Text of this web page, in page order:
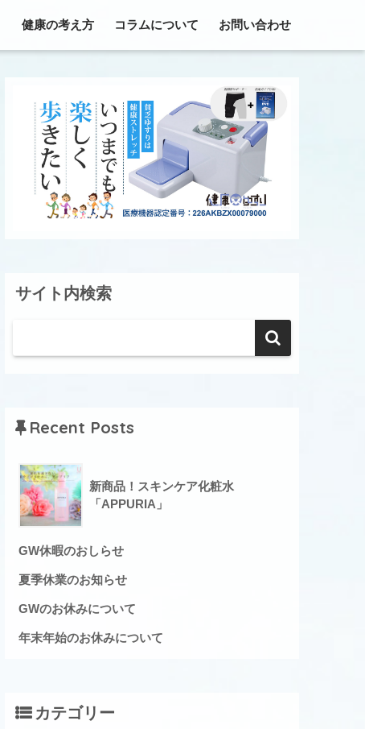
健康の考え方 コラムについて お問い合わせ
サイト内検索
Recent Posts
新商品！スキンケア化粧水
「APPURIA」
GW休暇のおしらせ
夏季休業のお知らせ
GWのお休みについて
年末年始のお休みについて
カテゴリー